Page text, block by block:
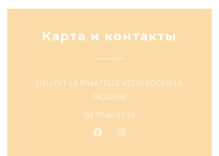
Карта и контакты
LIEU DIT LA PINATELLE 42230 ROCHE LA
MOLIERE((открывается в новом
04 77 46 03 93
Facebook ((открывается в
Instagram ((открывается